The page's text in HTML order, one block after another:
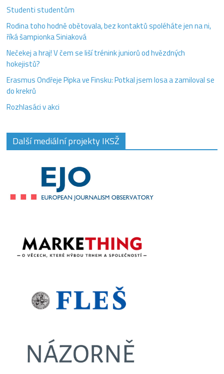
Studenti studentům
Rodina toho hodně obětovala, bez kontaktů spoléháte jen na ni,
říká šampionka Siniaková
Nečekej a hraj! V čem se liší trénink juniorů od hvězdných
hokejistů?
Erasmus Ondřeje Pipka ve Finsku: Potkal jsem losa a zamiloval se
do krekrů
Rozhlasáci v akci
Další mediální projekty IKSŽ